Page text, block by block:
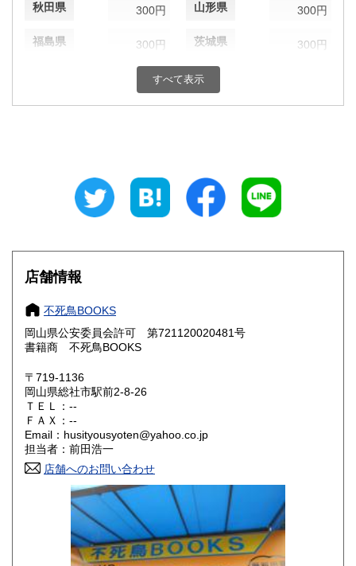
秋田県 300円 山形県 300円
福島県 300円 茨城県 300円
300円 群馬県
埼玉県 千葉県
300円 富山県
300円 福井県
300円 300円
岐阜県
愛知県
滋賀県 300円
大阪府 300円
奈良県
鳥取県
300円 広島県
300円 徳島県
300円 愛媛県
すべて表示
店舗情報
不死鳥BOOKS
岡山県公安委員会許可 第721120020481号
書籍商 不死鳥BOOKS
〒719-1136
岡山県総社市駅前2-8-26
ＴＥＬ：--
ＦＡＸ：--
Email：husityousyoten@yahoo.co.jp
担当者：前田浩一
店舗へのお問い合わせ